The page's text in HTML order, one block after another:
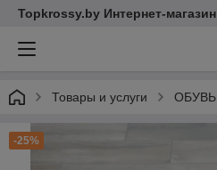
Topkrossy.by Интернет-магазин
Товары и услуги ОБУВЬ
-25%